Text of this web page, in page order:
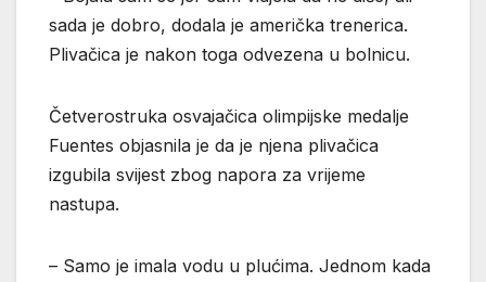
sada je dobro, dodala je američka trenerica.
Plivačica je nakon toga odvezena u bolnicu.
Četverostruka osvajačica olimpijske medalje
Fuentes objasnila je da je njena plivačica
izgubila svijest zbog napora za vrijeme
nastupa.
– Samo je imala vodu u plućima. Jednom kada